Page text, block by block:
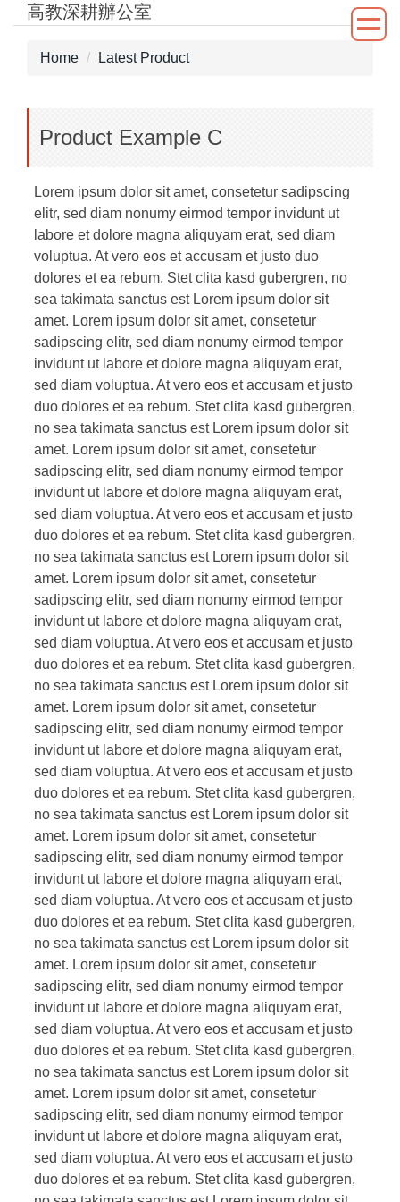
Jump高教深耕辦公室
Home Latest Product
Product Example C
Lorem ipsum dolor sit amet, consetetur sadipscing
elitr, sed diam nonumy eirmod tempor invidunt ut
labore et dolore magna aliquyam erat, sed diam
voluptua. At vero eos et accusam et justo duo
dolores et ea rebum. Stet clita kasd gubergren, no
sea takimata sanctus est Lorem ipsum dolor sit
amet. Lorem ipsum dolor sit amet, consetetur
sadipscing elitr, sed diam nonumy eirmod tempor
invidunt ut labore et dolore magna aliquyam erat,
sed diam voluptua. At vero eos et accusam et justo
duo dolores et ea rebum. Stet clita kasd gubergren,
no sea takimata sanctus est Lorem ipsum dolor sit
amet. Lorem ipsum dolor sit amet, consetetur
sadipscing elitr, sed diam nonumy eirmod tempor
invidunt ut labore et dolore magna aliquyam erat,
sed diam voluptua. At vero eos et accusam et justo
duo dolores et ea rebum. Stet clita kasd gubergren,
no sea takimata sanctus est Lorem ipsum dolor sit
amet. Lorem ipsum dolor sit amet, consetetur
sadipscing elitr, sed diam nonumy eirmod tempor
invidunt ut labore et dolore magna aliquyam erat,
sed diam voluptua. At vero eos et accusam et justo
duo dolores et ea rebum. Stet clita kasd gubergren,
no sea takimata sanctus est Lorem ipsum dolor sit
amet. Lorem ipsum dolor sit amet, consetetur
sadipscing elitr, sed diam nonumy eirmod tempor
invidunt ut labore et dolore magna aliquyam erat,
sed diam voluptua. At vero eos et accusam et justo
duo dolores et ea rebum. Stet clita kasd gubergren,
no sea takimata sanctus est Lorem ipsum dolor sit
amet. Lorem ipsum dolor sit amet, consetetur
sadipscing elitr, sed diam nonumy eirmod tempor
invidunt ut labore et dolore magna aliquyam erat,
sed diam voluptua. At vero eos et accusam et justo
duo dolores et ea rebum. Stet clita kasd gubergren,
no sea takimata sanctus est Lorem ipsum dolor sit
amet. Lorem ipsum dolor sit amet, consetetur
sadipscing elitr, sed diam nonumy eirmod tempor
invidunt ut labore et dolore magna aliquyam erat,
sed diam voluptua. At vero eos et accusam et justo
duo dolores et ea rebum. Stet clita kasd gubergren,
no sea takimata sanctus est Lorem ipsum dolor sit
amet. Lorem ipsum dolor sit amet, consetetur
sadipscing elitr, sed diam nonumy eirmod tempor
invidunt ut labore et dolore magna aliquyam erat,
sed diam voluptua. At vero eos et accusam et justo
duo dolores et ea rebum. Stet clita kasd gubergren,